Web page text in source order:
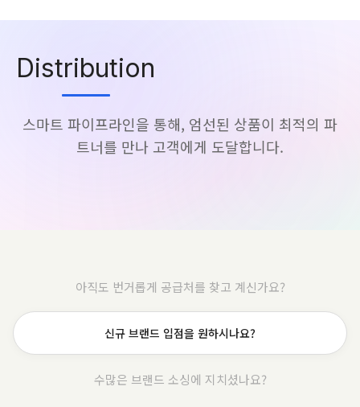
스마트 파이프라인을 통해, 엄선된 상품이 최적의 파
트너를 만나 고객에게 도달합니다.
안정적인 물류 파트너를 찾고 계신가요?
수많은 브랜드 소싱에 지치셨나요?